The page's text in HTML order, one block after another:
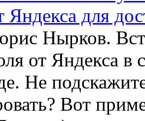
Яндекса для
Нырков.
от Яндекса в
Не
Вот